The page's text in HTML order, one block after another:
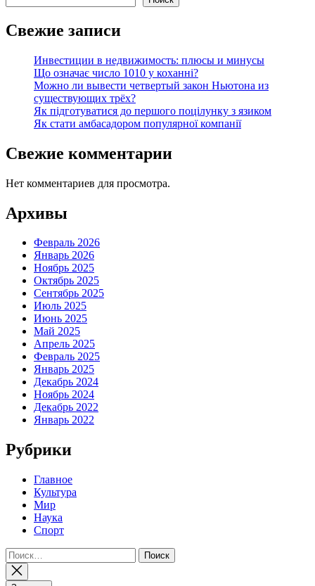
Свежие записи
Инвестиции в недвижимость: плюсы и минусы
Що означає число 1010 у коханні?
Можно ли вывести четвертый закон Ньютона из
существующих трёх?
Як підготуватися до першого поцілунку з язиком
Як стати амбасадором популярної компанії
Свежие комментарии
Нет комментариев для просмотра.
Архивы
Февраль 2026
Январь 2026
Ноябрь 2025
Октябрь 2025
Сентябрь 2025
Июль 2025
Июнь 2025
Май 2025
Апрель 2025
Февраль 2025
Январь 2025
Декабрь 2024
Ноябрь 2024
Декабрь 2022
Январь 2022
Рубрики
Главное
Культура
Мир
Наука
Спорт
Найти: